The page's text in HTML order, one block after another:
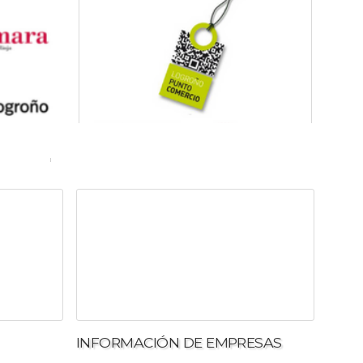
en
INFORMACIÓN DE EMPRESAS